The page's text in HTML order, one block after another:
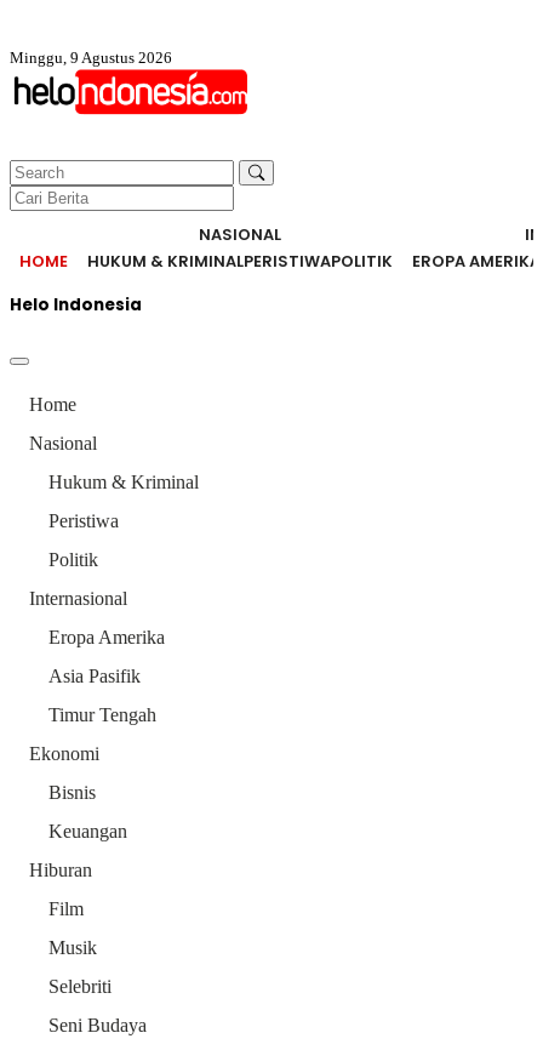
Minggu, 9 Agustus 2026
HOME
NASIONAL
HUKUM & KRIMINALPERISTIWAPOLITIK
EROPA AMERIKA
Helo Indonesia
Home
Nasional
Hukum & Kriminal
Peristiwa
Politik
Internasional
Eropa Amerika
Asia Pasifik
Timur Tengah
Ekonomi
Bisnis
Keuangan
Hiburan
Film
Musik
Selebriti
Seni Budaya